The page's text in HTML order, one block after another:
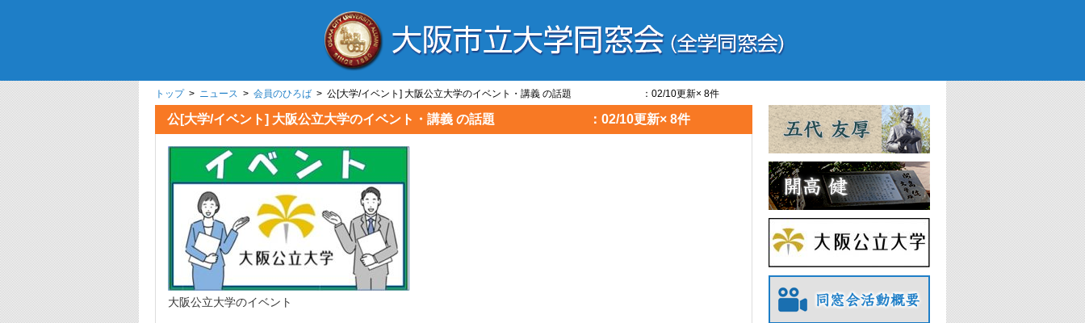
トップ> ニュース > 会員のひろば > 公[大学/イベント] 大阪公立大学のイベント・講義 の話題 ：02/10更新× 8件
公[大学/イベント] 大阪公立大学のイベント・講義 の話題 ：02/10更新× 8件
大阪公立大学のイベント